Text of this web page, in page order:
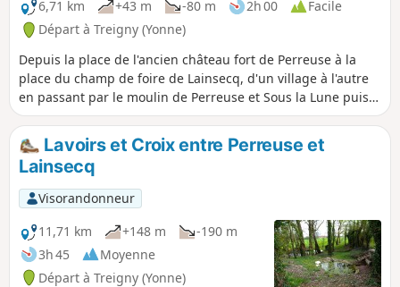
6,71 km
+43 m -80 m 2h 00
Facile
Départ à Treigny (Yonne)
Depuis la place de l'ancien château fort de Perreuse à la
place du champ de foire de Lainsecq, d'un village à l'autre
en passant par le moulin de Perreuse et Sous la Lune puis
la source au Sucre et la fontaine au Museau. Découvrez ce
patrimoine aux noms mystérieux.
Lavoirs et Croix entre Perreuse et
Lainsecq
Visorandonneur
11,71 km
+148 m
-190 m
3h 45
Moyenne
Départ à Treigny (Yonne)